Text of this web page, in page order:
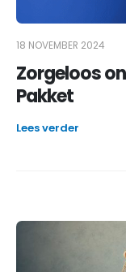
18 NOVEMBER 2024
Zorgeloos
Pakket
Lees verder